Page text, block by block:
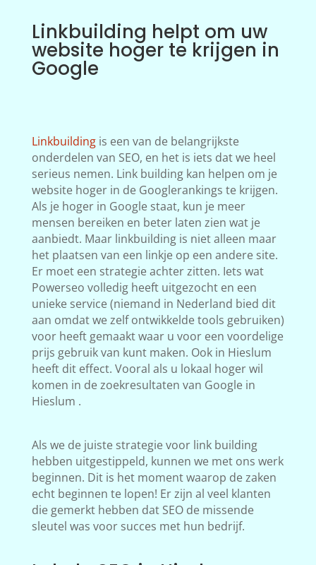
Linkbuilding helpt om uw
website hoger te krijgen in
Google
Linkbuildingis een van de belangrijkste
onderdelen van SEO, en het is iets dat we heel
serieus nemen. Link building kan helpen om je
website hoger in de Googlerankings te krijgen.
Als je hoger in Google staat, kun je meer
mensen bereiken en beter laten zien wat je
aanbiedt. Maar linkbuilding is niet alleen maar
het plaatsen van een linkje op een andere site.
Er moet een strategie achter zitten. Iets wat
Powerseo volledig heeft uitgezocht en een
unieke service (niemand in Nederland bied dit
aan omdat we zelf ontwikkelde tools gebruiken)
voor heeft gemaakt waar u voor een voordelige
prijs gebruik van kunt maken. Ook in Hieslum
heeft dit effect. Vooral als u lokaal hoger wil
komen in de zoekresultaten van Google in
Hieslum .
Als we de juiste strategie voor link building
hebben uitgestippeld, kunnen we met ons werk
beginnen. Dit is het moment waarop de zaken
echt beginnen te lopen! Er zijn al veel klanten
die gemerkt hebben dat SEO de missende
sleutel was voor succes met hun bedrijf.